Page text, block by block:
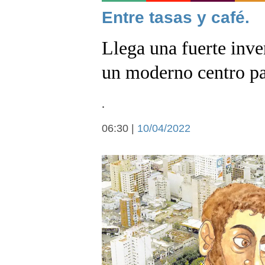
Noticias
Arte y cultura
Economía y campo
Entre tasas y café.
Llega una fuerte
un moderno centro
.
06:30 | 10/04/2022